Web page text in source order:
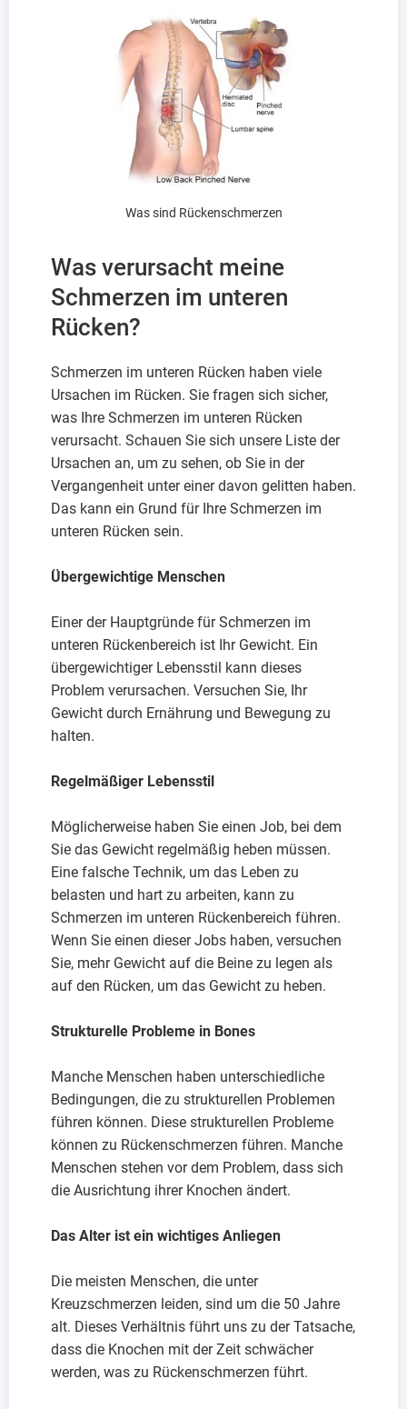
Was sind Rückenschmerzen
Was verursacht meine
Schmerzen im unteren
Rücken?
Schmerzen im unteren Rücken haben viele
Ursachen im Rücken. Sie fragen sich sicher,
was Ihre Schmerzen im unteren Rücken
verursacht. Schauen Sie sich unsere Liste der
Ursachen an, um zu sehen, ob Sie in der
Vergangenheit unter einer davon gelitten haben.
Das kann ein Grund für Ihre Schmerzen im
unteren Rücken sein.
Übergewichtige Menschen
Einer der Hauptgründe für Schmerzen im
unteren Rückenbereich ist Ihr Gewicht. Ein
übergewichtiger Lebensstil kann dieses
Problem verursachen. Versuchen Sie, Ihr
Gewicht durch Ernährung und Bewegung zu
halten.
Regelmäßiger Lebensstil
Möglicherweise haben Sie einen Job, bei dem
Sie das Gewicht regelmäßig heben müssen.
Eine falsche Technik, um das Leben zu
belasten und hart zu arbeiten, kann zu
Schmerzen im unteren Rückenbereich führen.
Wenn Sie einen dieser Jobs haben, versuchen
Sie, mehr Gewicht auf die Beine zu legen als
auf den Rücken, um das Gewicht zu heben.
Strukturelle Probleme in Bones
Manche Menschen haben unterschiedliche
Bedingungen, die zu strukturellen Problemen
führen können. Diese strukturellen Probleme
können zu Rückenschmerzen führen. Manche
Menschen stehen vor dem Problem, dass sich
die Ausrichtung ihrer Knochen ändert.
Das Alter ist ein wichtiges Anliegen
Die meisten Menschen, die unter
Kreuzschmerzen leiden, sind um die 50 Jahre
alt. Dieses Verhältnis führt uns zu der Tatsache,
dass die Knochen mit der Zeit schwächer
werden, was zu Rückenschmerzen führt.